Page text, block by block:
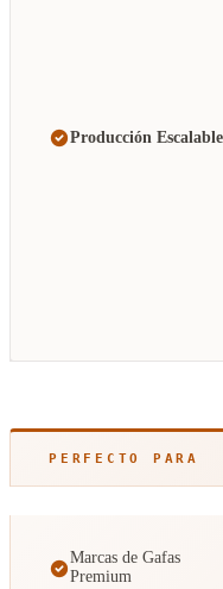
Producción
PERFECTO PARA
Marcas de Gafas
Premium